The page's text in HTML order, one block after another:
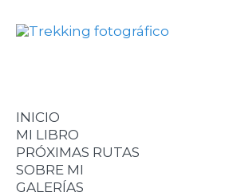
INICIO
MI LIBRO
PRÓXIMAS RUTAS
AMANECER, FAUNA Y
AVENTURA.PEDRIZA
SOBRE MI
GALERÍAS